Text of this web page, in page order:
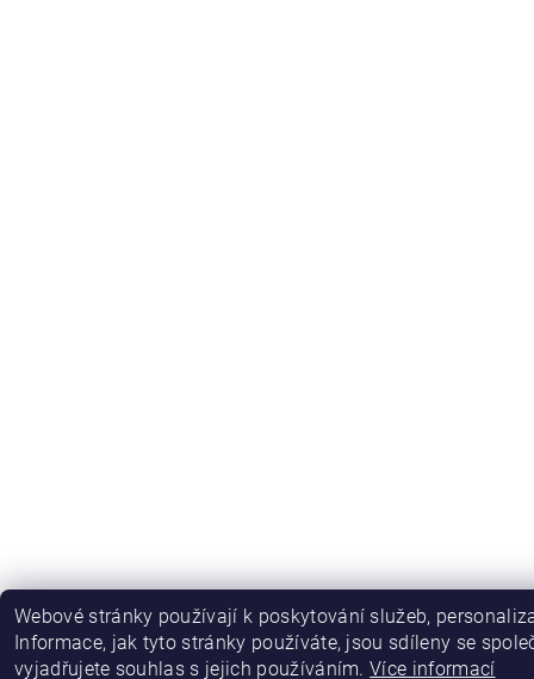
Webové stránky používají k poskytování služeb,
Informace, jak tyto stránky používáte, jsou sdíleny se
vyjadřujete souhlas s jejich používáním.Více informací